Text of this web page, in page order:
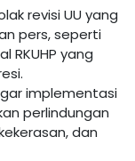
revisi UU yang
pers, seperti
RKUHP yang
implementasi
perlindungan
dan